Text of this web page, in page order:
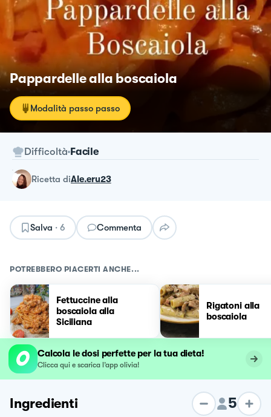
Pappardelle alla boscaiola
Modalità passo passo
Difficoltà Facile
ricetta diAle.eru23
Salva · 6 Commenta
POTREBBERO PIACERTI ANCHE...
Fettuccine alla
boscaiola alla
Siciliana
Rigatoni alla
boscaiola
Calcola le dosi perfette per la tua dieta!
Clicca qui e scarica l’app olivia!
Ingredienti 5